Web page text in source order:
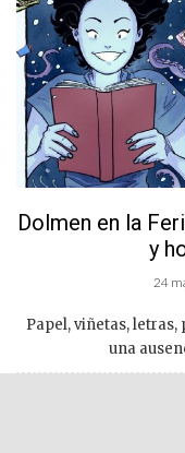
Dolmen en la
y
24
Papel, viñetas, letras,
una